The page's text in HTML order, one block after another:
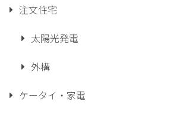
注文住宅
太陽光発電
外構
ケータイ・家電